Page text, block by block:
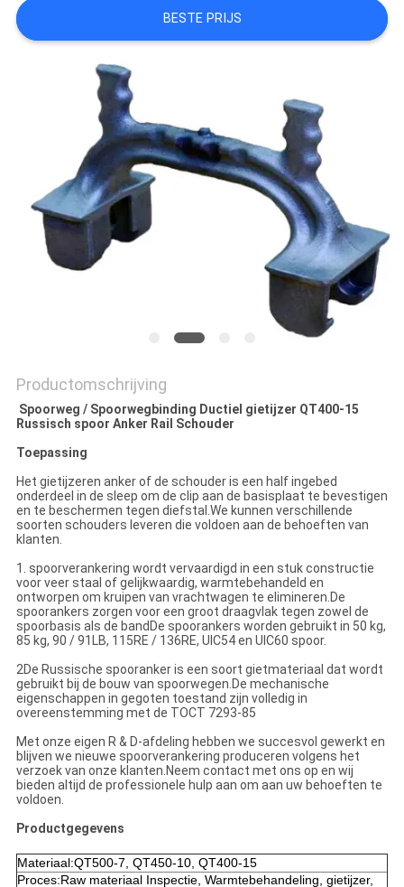
OFFERTE
SITEMAP
PRIVACYBELEID
BESTE PRIJS
Productomschrijving
Spoorweg / Spoorwegbinding Ductiel gietijzer QT400-15
Russisch spoor Anker Rail Schouder
Toepassing
Het gietijzeren anker of de schouder is een half ingebed
onderdeel in de sleep om de clip aan de basisplaat te bevestigen
en te beschermen tegen diefstal.We kunnen verschillende
soorten schouders leveren die voldoen aan de behoeften van
klanten.
1. spoorverankering wordt vervaardigd in een stuk constructie
voor veer staal of gelijkwaardig, warmtebehandeld en
ontworpen om kruipen van vrachtwagen te elimineren.De
spoorankers zorgen voor een groot draagvlak tegen zowel de
spoorbasis als de bandDe spoorankers worden gebruikt in 50 kg,
85 kg, 90 / 91LB, 115RE / 136RE, UIC54 en UIC60 spoor.
2De Russische spooranker is een soort gietmateriaal dat wordt
gebruikt bij de bouw van spoorwegen.De mechanische
eigenschappen in gegoten toestand zijn volledig in
overeenstemming met de TOCT 7293-85
Met onze eigen R & D-afdeling hebben we succesvol gewerkt en
blijven we nieuwe spoorverankering produceren volgens het
verzoek van onze klanten.Neem contact met ons op en wij
bieden altijd de professionele hulp aan om aan uw behoeften te
voldoen.
Productgegevens
Materiaal:QT500-7, QT450-10, QT400-15
Proces:Raw materiaal Inspectie, Warmtebehandeling, gietijzer,